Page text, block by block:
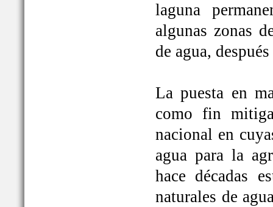
laguna
algunas zonas
de agua,
La puesta en
como fin
nacional en
agua para la
hace décadas
naturales de